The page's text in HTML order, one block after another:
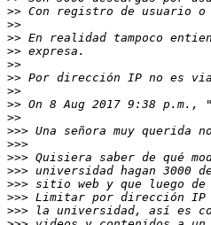
>>
>>
>>
>>
>>
>>
>>
>> On 8 Aug 2017 9:38
>>
>>>
>>>
>>>
>>>
>>>
>>>
>>>